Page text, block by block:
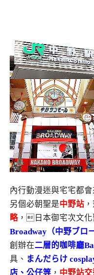
內行動漫迷與宅宅都
另個必朝聖是中野站
略 ，日本御宅次文化
Broadway（中野ブロ
創辦在二層的咖啡廳
具、 まんだらけ
店、公仔等 ， 中野站